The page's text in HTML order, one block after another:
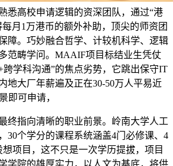
悉高校申请逻辑的资深团队，通过“港
月1万港币的额外补助，顶尖的师资团
障。巧妙融合哲学、计较机科学、逻辑
范畴学问。MAAIF项目标结业生凭仗
跨学科沟通”的焦点劣势，它跳出保守IT
地大厂年薪遍及正在30-50万人平易近
即可申请，
指向清晰的职业前景。岭南大学人工
30个学分的课程系统涵盖4门必修课、4
项目，这不只是一次学历提拔，项目
学院的雄厚实力，以人文为基底，将供